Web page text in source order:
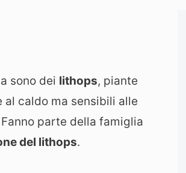
sono dei lithops, piante
caldo ma sensibili alle
parte della famiglia
del lithops.